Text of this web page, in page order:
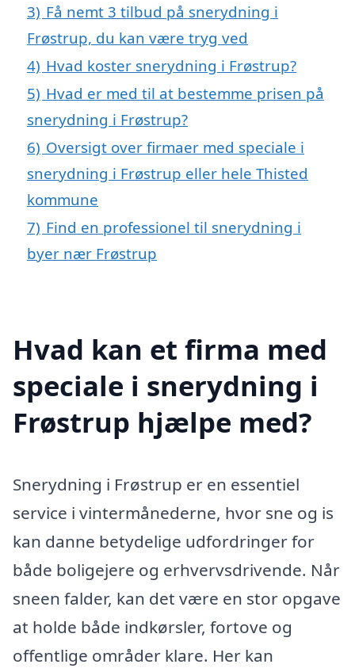
3) Få nemt 3 tilbud på snerydning i
Frøstrup, du kan være tryg ved
4) Hvad koster snerydning i Frøstrup?
5) Hvad er med til at bestemme prisen på
snerydning i Frøstrup?
6) Oversigt over firmaer med speciale i
snerydning i Frøstrup eller hele Thisted
kommune
7) Find en professionel til snerydning i
byer nær Frøstrup
Hvad kan et firma med
speciale i snerydning i
Frøstrup hjælpe med?
Snerydning i Frøstrup er en essentiel
service i vintermånederne, hvor sne og is
kan danne betydelige udfordringer for
både boligejere og erhvervsdrivende. Når
sneen falder, kan det være en stor opgave
at holde både indkørsler, fortove og
offentlige områder klare. Her kan